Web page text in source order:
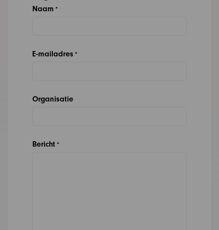
Naam *
E-mailadres *
Organisatie
Bericht *